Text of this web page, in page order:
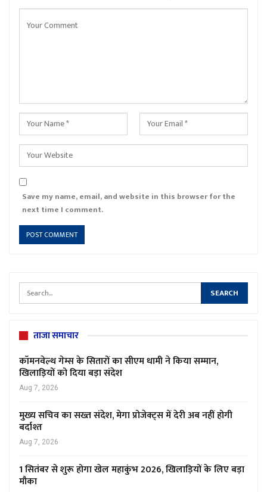
Save my name, email, and website in this browser for the
next time I comment.
ताजा समाचार
कॉमनवेल्थ गेम्स के सितारों का सीएम धामी ने किया सम्मान,
खिलाड़ियों को दिया बड़ा संदेश
Aug 7, 2026
मुख्य सचिव का सख्त संदेश, मेगा प्रोजेक्ट्स में देरी अब नहीं होगी
बर्दाश्त
Aug 7, 2026
1 सितंबर से शुरू होगा खेल महाकुंभ 2026, खिलाड़ियों के लिए बड़ा
मौका